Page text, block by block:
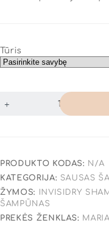
Tūris
PRODUKTO KODAS: N/A
KATEGORIJA: SAUSAS
ŽYMOS:
INVISIDRY
ŠAMPŪNAS
PREKĖS ŽENKLAS: